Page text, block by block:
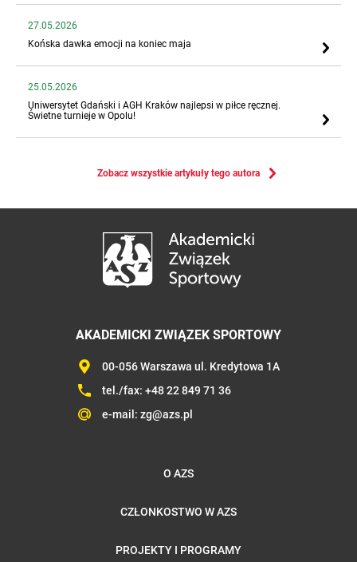
27.05.2026
Końska dawka emocji na koniec maja
25.05.2026
Uniwersytet Gdański i AGH Kraków najlepsi w piłce ręcznej.
Świetne turnieje w Opolu!
Zobacz wszystkie artykuły tego autora
AKADEMICKI ZWIĄZEK SPORTOWY
00-056 Warszawa ul. Kredytowa 1A
tel./fax: +48 22 849 71 36
e-mail: zg@azs.pl
O AZS
CZŁONKOSTWO W AZS
PROJEKTY I PROGRAMY